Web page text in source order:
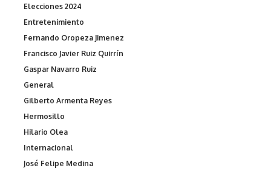
Elecciones 2024
Entretenimiento
Fernando Oropeza Jimenez
Francisco Javier Ruiz Quirrín
Gaspar Navarro Ruiz
General
Gilberto Armenta Reyes
Hermosillo
Hilario Olea
Internacional
José Felipe Medina